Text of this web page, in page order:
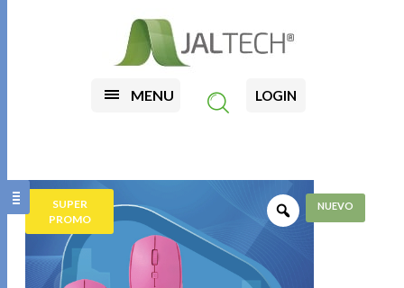
MENU LOGIN
SUPER
PROMO